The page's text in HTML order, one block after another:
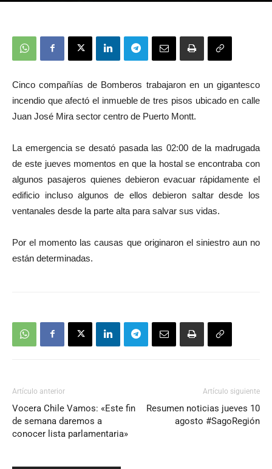
Cinco compañías de Bomberos trabajaron en un gigantesco
incendio que afectó el inmueble de tres pisos ubicado en calle
Juan José Mira sector centro de Puerto Montt.
La emergencia se desató pasada las 02:00 de la madrugada
de este jueves momentos en que la hostal se encontraba con
algunos pasajeros quienes debieron evacuar rápidamente el
edificio incluso algunos de ellos debieron saltar desde los
ventanales desde la parte alta para salvar sus vidas.
Por el momento las causas que originaron el siniestro aun no
están determinadas.
Artículo anterior
Vocera Chile Vamos: «Este fin
de semana daremos a
conocer lista parlamentaria»
Artículo siguiente
Resumen noticias jueves 10
agosto #SagoRegión